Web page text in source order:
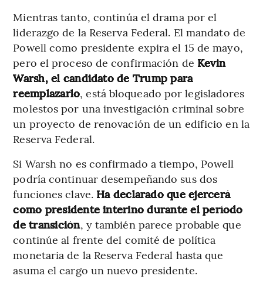
Mientras tanto, continúa el drama por el
liderazgo de la Reserva Federal. El mandato de
Powell como presidente expira el 15 de mayo,
pero el proceso de confirmación de Kevin
Warsh, el candidato de Trump para
reemplazarlo, está bloqueado por legisladores
molestos por una investigación criminal sobre
un proyecto de renovación de un edificio en la
Reserva Federal.
Si Warsh no es confirmado a tiempo, Powell
podría continuar desempeñando sus dos
funciones clave. Ha declarado que ejercerá
como presidente interino durante el período
de transición, y también parece probable que
continúe al frente del comité de política
monetaria de la Reserva Federal hasta que
asuma el cargo un nuevo presidente.